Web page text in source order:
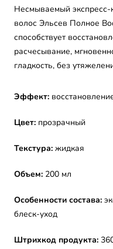
Несмываемый
волос Эльсев Полное
способствует
расчесывание,
гладкость, без
Эффект:
Цвет: прозрачный
Текстура: жидкая
Объем: 200 мл
Особенности состава:
блеск-уход
Штрихкод продукта: